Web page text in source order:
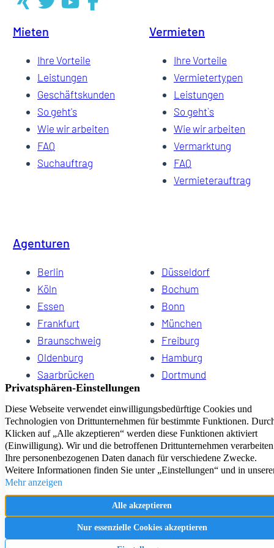
Mieten
Ihre Vorteile
Leistungen
Geschäftskunden
So geht's
Wie wir arbeiten
FAQ
Suchauftrag
Vermieten
Ihre Vorteile
Vermietertypen
Leistungen
So geht`s
Wie wir arbeiten
Vermarktung
FAQ
Vermieterauftrag
Agenturen
Berlin
Düsseldorf
Köln
Bochum
Essen
Bonn
Frankfurt
München
Braunschweig
Freiburg
Oldenburg
Hamburg
Saarbrücken
Dortmund
Hannover
Dresden
Kiel
Wuppertal
Bremen
HomeCompany eG Ihre Agenturen für Wohnen auf Zeit
Impressum Datenschutz Kontakt